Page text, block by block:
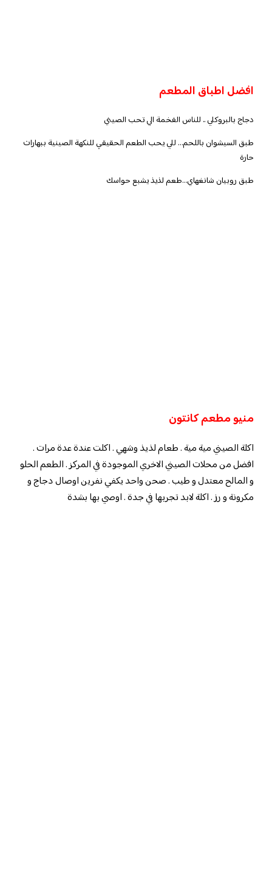
افضل اطباق المطعم
دجاج بالبروكلي .. للناس الفخمة الي تحب الصيني
طبق السيشوان باللحم… للي يحب الطعم الحقيقي للنكهة الصينية ببهارات
حارة
طبق روبيان شانغهاي…طعم لذيذ يشبع حواسك
منيو مطعم كانتون
اكلة الصيني مية مية . طعام لذيذ وشهي . اكلت عندة عدة مرات .
افضل من محلات الصيني الاخري الموجودة في المركز . الطعم الحلو
و المالح معتدل و طيب . صحن واحد يكفي نفرين اوصال دجاج و
مكرونة و رز . اكلة لابد تجربها في جدة . اوصي بها بشدة